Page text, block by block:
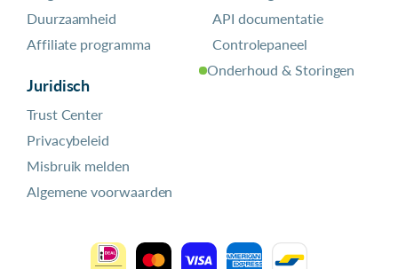
Duurzaamheid
Affiliate programma
Juridisch
Trust Center
Privacybeleid
Misbruik melden
Algemene voorwaarden
API documentatie
Controlepaneel
Onderhoud & Storingen